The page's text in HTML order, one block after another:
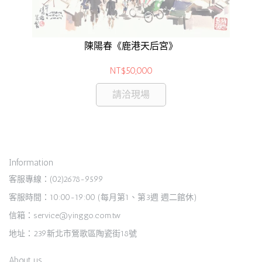
陳陽春《鹿港天后宮》
NT$50,000
請洽現場
Information
客服專線：(02)2678-9599
客服時間：10:00-19:00 (每月第1、第3週 週二館休)
信箱：service@yinggo.com.tw
地址：239新北市鶯歌區陶瓷街18號